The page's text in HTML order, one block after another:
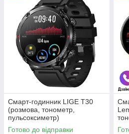
Смарт-годинник LIGE T30
(розмова, тонометр,
пульсоксиметр)
Готово до відправки